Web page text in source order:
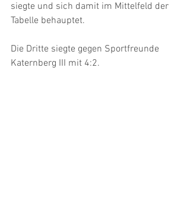
siegte und sich damit im Mittelfeld der
Tabelle behauptet.
Die Dritte siegte gegen Sportfreunde
Katernberg III mit 4:2.